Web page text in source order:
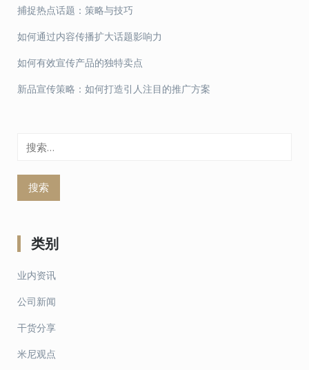
捕捉热点话题：策略与技巧
如何通过内容传播扩大话题影响力
如何有效宣传产品的独特卖点
新品宣传策略：如何打造引人注目的推广方案
类别
业内资讯
公司新闻
干货分享
米尼观点